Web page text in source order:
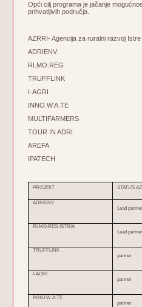
Opći cilj programa je jačanje
prihvatljivih područja.
AZRRI- Agencija za ruralni razvoj
ADRIENV
RI.MO.REG
TRUFFLINK
I-AGRI
INNO.W.A.TE
MULTIFARMERS
TOUR IN ADRI
AREFA
IPATECH
PROJEKT STATUS
ADRIENV
Lead
RI.MO.REG ISTRIA
Lead
TRUFFLINK
partner
I-AGRI
partner
INNO.W.A.TE
partner